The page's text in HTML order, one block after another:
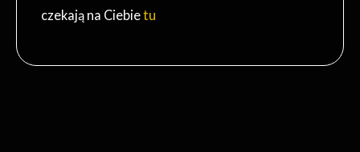
czekają na Ciebietu